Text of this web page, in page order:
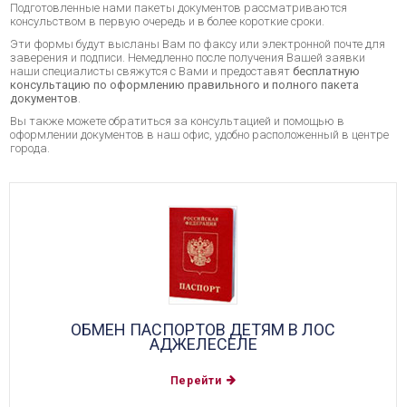
Подготовленные нами пакеты документов рассматриваются
консульством в первую очередь и в более короткие сроки.
Эти формы будут высланы Вам по факсу или электронной почте для
заверения и подписи. Немедленно после получения Вашей заявки
наши специалисты свяжутся с Вами и предоставят бесплатную
консультацию по оформлению правильного и полного пакета
документов.
Bы также можете обратиться за консультацией и помощью в
оформлении документов в наш офис, удобно расположенный в центре
города.
ОБМЕН ПАСПОРТОВ ДЕТЯМ В ЛОС
АДЖЕЛЕСЕЛЕ
Перейти